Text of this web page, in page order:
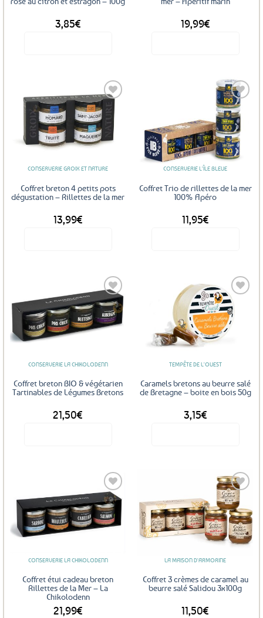
3,85€ 19,99€
Ajouter
aux
favoris
CONSERVERIE GROIX ET NATURE
Coffret breton 4 petits pots
dégustation – Rillettes de la mer
13,99€
Ajouter
aux
favoris
CONSERVERIE L'ÎLE BLEUE
Coffret Trio de rillettes de la mer
100% Apéro
11,95€
Ajouter
aux
CONSERVERIE LA CHIKOLODENN
Coffret breton BIO & végétarien
Tartinables de Légumes Bretons
21,50€
Ajouter
TEMPÊTE DE L'OUEST
Caramels bretons au beurre salé
de Bretagne – boite en bois 50g
3,15€
Ajouter
aux
CONSERVERIE LA CHIKOLODENN
Coffret étui cadeau breton
Rillettes de la Mer – La
Chikolodenn
21,99€
Ajouter
aux
favoris
LA MAISON D'ARMORINE
Coffret 3 crèmes de caramel au
beurre salé Salidou 3x100g
11,50€